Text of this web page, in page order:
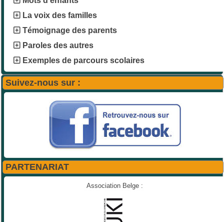
La voix des familles
Témoignage des parents
Paroles des autres
Exemples de parcours scolaires
Suivez-nous sur :
PARTENARIAT
Association Belge :